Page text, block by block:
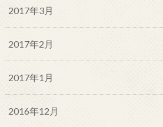
2017年3月
2017年2月
2017年1月
2016年12月